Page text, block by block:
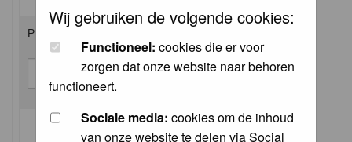
Wij gebruiken de volgende cookies:
Functioneel: cookies die er voor
zorgen dat onze website naar behoren
functioneert.
Sociale media: cookies om de inhoud
van onze website te delen via Social
Password:
Log me on automatically each visit: